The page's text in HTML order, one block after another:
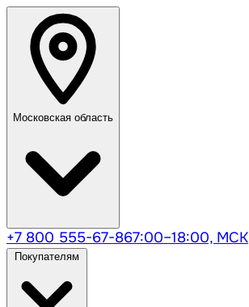
Московская область
+7 800 555-67-867:00–18:00, МСК